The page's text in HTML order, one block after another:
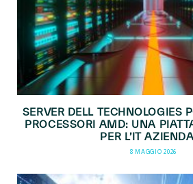
SERVER DELL TECHNOLOGIES
PROCESSORI AMD: UNA
PER L’IT
8 MAGGIO 2026